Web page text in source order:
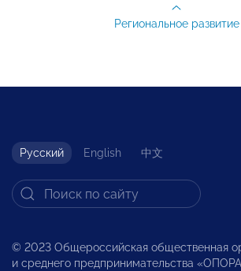
Региональное развитие
Русский English 中文
© 2023 Общероссийская общественная
и среднего предпринимательства